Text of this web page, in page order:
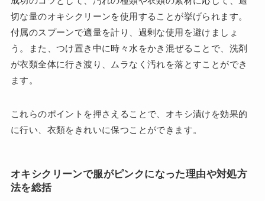
切な量のオキシクリーンを使用することが挙げられます。
付属のスプーンで適量を計り、過剰な使用を避けましょ
う。また、つけ置き中に時々水をかき混ぜることで、洗剤
が衣類全体に行き渡り、ムラなく汚れを落とすことができ
ます。
これらのポイントを押さえることで、オキシ漬けを効果的
に行い、衣類をきれいに保つことができます。
オキシクリーンで服がピンクになった理由や対処方
法を総括